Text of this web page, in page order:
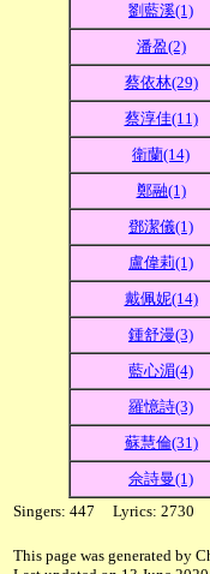
劉藍溪(1)
潘盈(2)
蔡依林(29)
蔡淳佳(11)
衛蘭(14)
鄭融(1)
鄧潔儀(1)
盧偉莉(1)
戴佩妮(14)
鍾舒漫(3)
藍心湄(4)
羅憶詩(3)
蘇慧倫(31)
佘詩曼(1)
Singers: 447 Lyrics: 2730
This page was generated by